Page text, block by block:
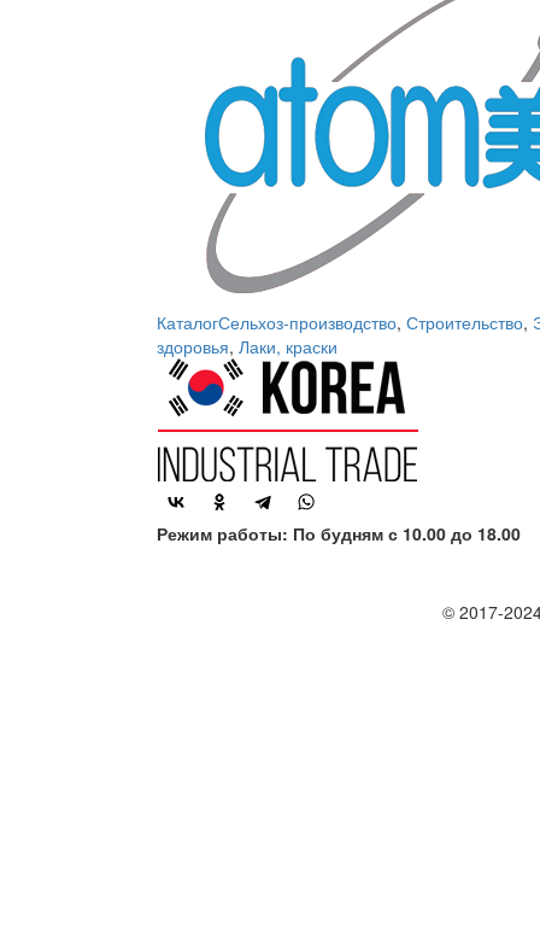
КаталогСельхоз-производство, Строительство,
здоровья, Лаки, краски
Режим работы: По будням с 10.00 до 18.00
© 2017-